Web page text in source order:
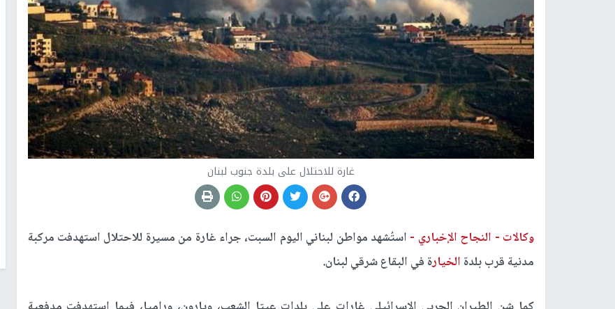
غارة للاحتلال على بلدة جنوب لبنان
وكالات - النجاح الإخباري - استُشهد مواطن لبناني اليوم السبت، جراء غارة من مسيرة للاحتلال استهدفت مركبة
مدنية قرب بلدة الخيارة في البقاع شرقي لبنان.